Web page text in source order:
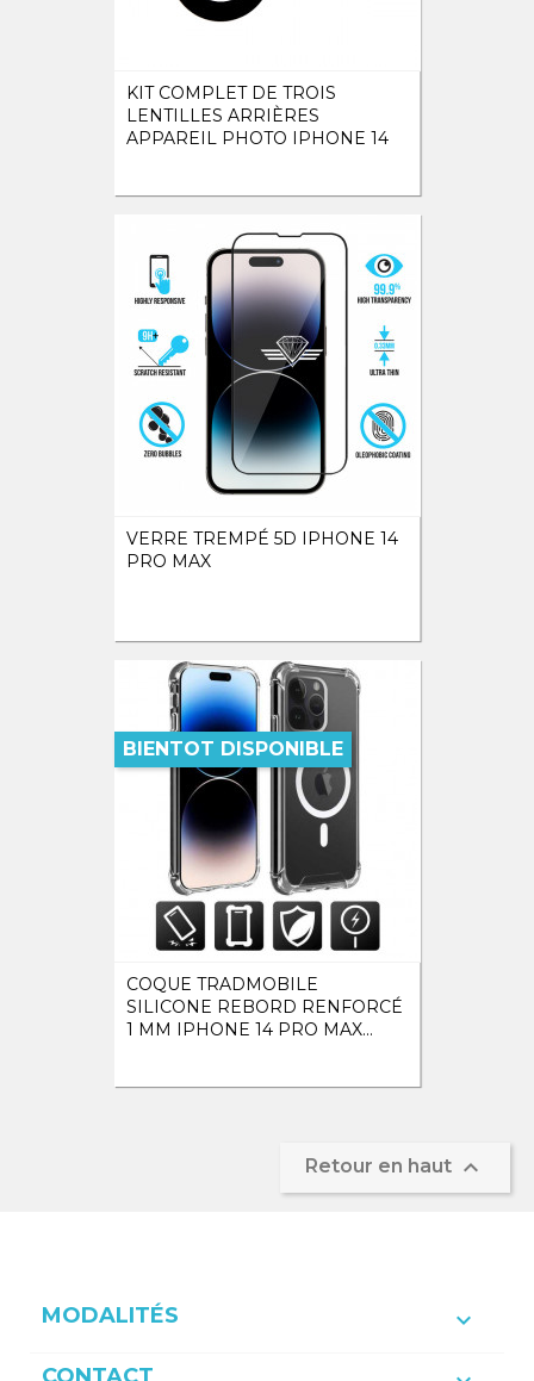
KIT COMPLET DE TROIS
LENTILLES ARRIÈRES
APPAREIL PHOTO IPHONE 14
VERRE TREMPÉ 5D IPHONE 14
PRO MAX
COQUE TRADMOBILE
SILICONE REBORD RENFORCÉ
1 MM IPHONE 14 PRO MAX...
BIENTOT DISPONIBLE
Retour en haut 
MODALITÉS 